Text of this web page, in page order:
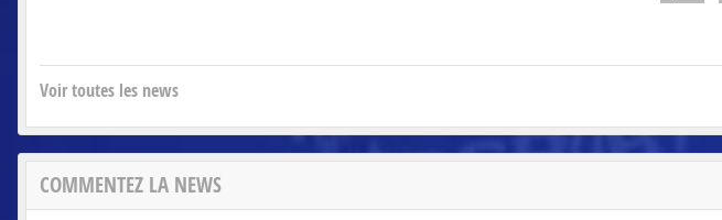
Voir toutes les news
COMMENTEZ LA NEWS